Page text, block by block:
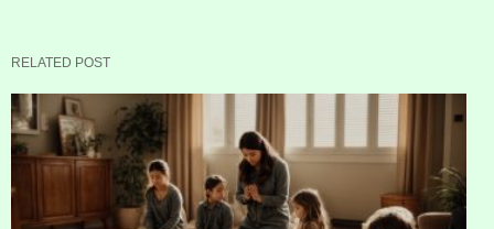
RELATED POST